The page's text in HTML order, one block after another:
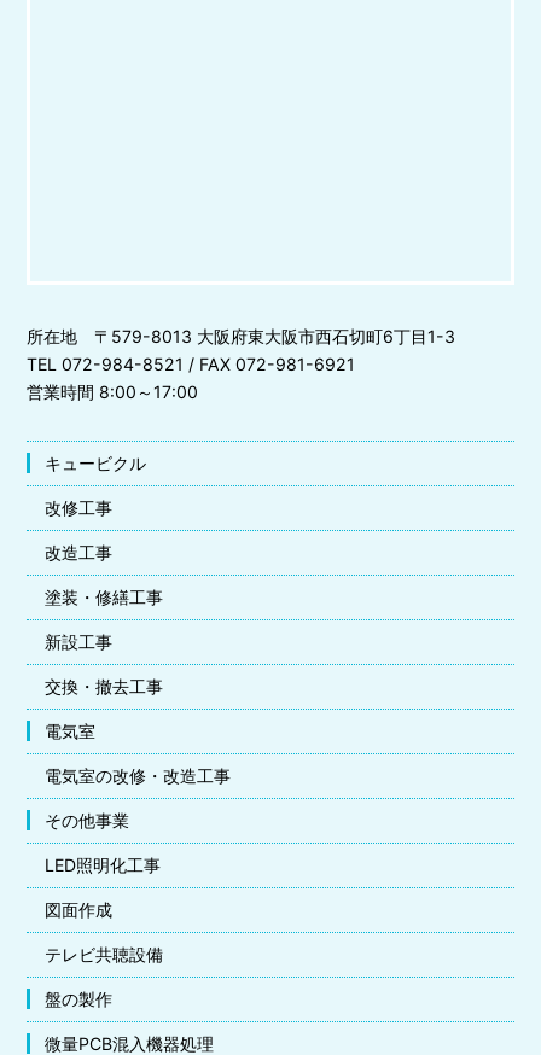
所在地 〒579-8013 大阪府東大阪市西石切町6丁目1-3
TEL 072-984-8521 / FAX 072-981-6921
営業時間 8:00～17:00
キュービクル
改修工事
改造工事
塗装・修繕工事
新設工事
交換・撤去工事
電気室
電気室の改修・改造工事
その他事業
LED照明化工事
図面作成
テレビ共聴設備
盤の製作
微量PCB混入機器処理